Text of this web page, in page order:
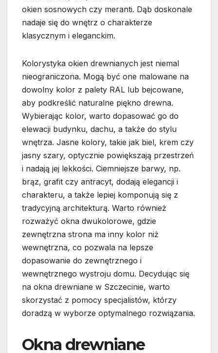
okien sosnowych czy meranti. Dąb doskonale
nadaje się do wnętrz o charakterze
klasycznym i eleganckim.
Kolorystyka okien drewnianych jest niemal
nieograniczona. Mogą być one malowane na
dowolny kolor z palety RAL lub bejcowane,
aby podkreślić naturalne piękno drewna.
Wybierając kolor, warto dopasować go do
elewacji budynku, dachu, a także do stylu
wnętrza. Jasne kolory, takie jak biel, krem czy
jasny szary, optycznie powiększają przestrzeń
i nadają jej lekkości. Ciemniejsze barwy, np.
brąz, grafit czy antracyt, dodają elegancji i
charakteru, a także lepiej komponują się z
tradycyjną architekturą. Warto również
rozważyć okna dwukolorowe, gdzie
zewnętrzna strona ma inny kolor niż
wewnętrzna, co pozwala na lepsze
dopasowanie do zewnętrznego i
wewnętrznego wystroju domu. Decydując się
na okna drewniane w Szczecinie, warto
skorzystać z pomocy specjalistów, którzy
doradzą w wyborze optymalnego rozwiązania.
Okna drewniane